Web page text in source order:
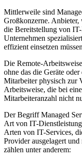
Mittlerweile sind
Großkonzerne.
die Bereitstellung von
Unternehmen
effizient einsetzen
Die Remote-
ohne das die Geräte
Mitarbeiter physisch zur
Arbeitsweise, die bei
Mitarbeiteranzahl nicht
Der Begriff Managed
Art von IT-
Arten von IT-Services,
Provider ausgelagert
zählen unter anderem: